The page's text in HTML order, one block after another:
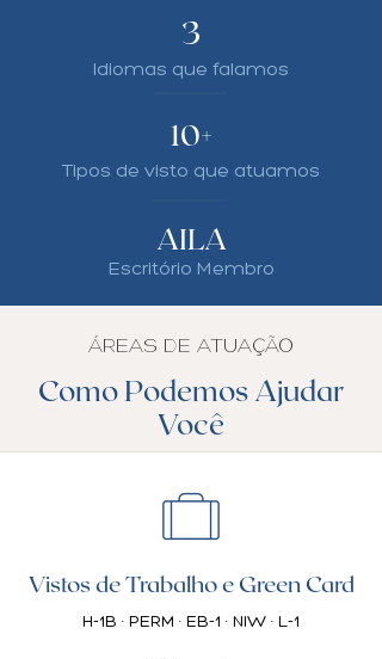
3
Idiomas que falamos
10+
Tipos de visto que atuamos
AILA
Escritório Membro
ÁREAS DE ATUAÇÃO
Como Podemos Ajudar
Você
Vistos de Trabalho e Green Card
H-1B · PERM · EB-1 · NIW · L-1